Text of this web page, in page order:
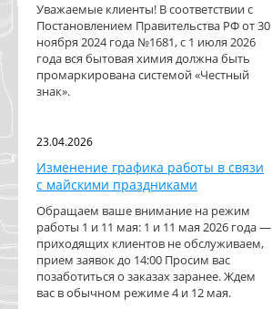
Уважаемые клиенты! В соответствии с
Постановлением Правительства РФ от 30
ноября 2024 года №1681, с 1 июля 2026
года вся бытовая химия должна быть
промаркирована системой «Честный
знак».
23.04.2026
Изменение графика работы в связи
с майскими праздниками
Обращаем ваше внимание на режим
работы 1 и 11 мая: 1 и 11 мая 2026 года —
приходящих клиентов не обслуживаем,
прием заявок до 14:00 Просим вас
позаботиться о заказах заранее. Ждем
вас в обычном режиме 4 и 12 мая.